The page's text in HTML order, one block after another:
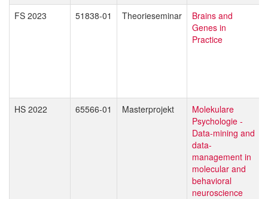
FS 2023
51838-01 Theorieseminar
Brains and
Genes in
Practice
HS 2022 65566-01 Masterprojekt
Molekulare
Psychologie -
Data-mining and
data-
management in
molecular and
behavioral
neuroscience